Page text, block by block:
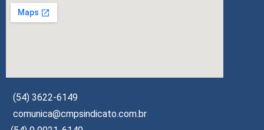
(54) 3622-6149
comunica@cmpsindicato.com.br